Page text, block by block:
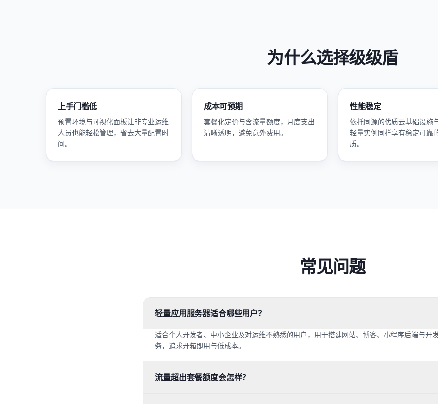
为什么选择级级盾
上手门槛低
预置环境与可视化面板让非专业运维
人员也能轻松管理，省去大量配置时
间。
成本可预期
套餐化定价与含流量额度，月度支出
清晰透明，避免意外费用。
性能稳定
依托同源的优质云基础设施
轻量实例同样享有稳定可靠
质。
常见问题
轻量应用服务器适合哪些用户？
适合个人开发者、中小企业及对运维不熟悉的用户，用于搭建网站、博客、小程序后端与开
务，追求开箱即用与低成本。
流量超出套餐额度会怎样？